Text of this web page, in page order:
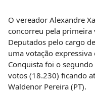
O vereador Alexandre
concorreu pela primeira
Deputados pelo cargo
uma votação
Conquista foi o
votos (18.230) ficando
Waldenor Pereira (PT).